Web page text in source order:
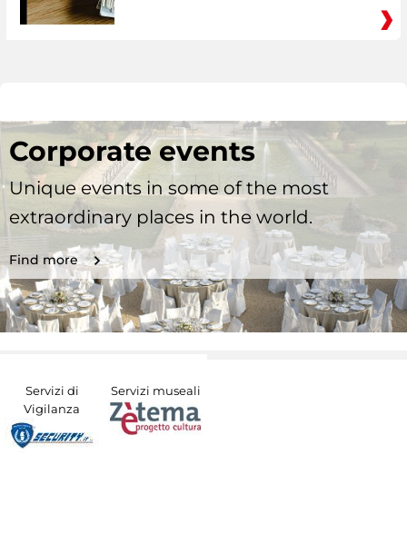
Corporate events
Unique events in some of the most
extraordinary places in the world.
Find more
Servizi di
Vigilanza
Servizi museali